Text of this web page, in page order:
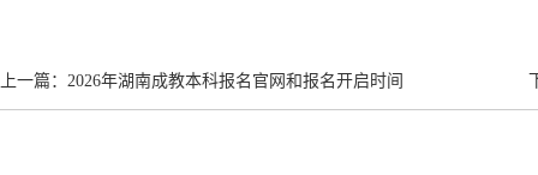
上一篇： 2026年湖南成教本科报名官网和报名开启时间